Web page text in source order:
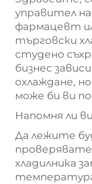
управител
фармацевт
търговски
студено
бизнес
охлаждане,
може би ви
Напомня ли
Да лежите
хладилника